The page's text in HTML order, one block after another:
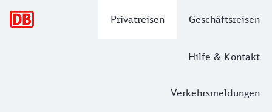
Privatreisen Geschäftsreisen
Hilfe & Kontakt
Verkehrsmeldungen